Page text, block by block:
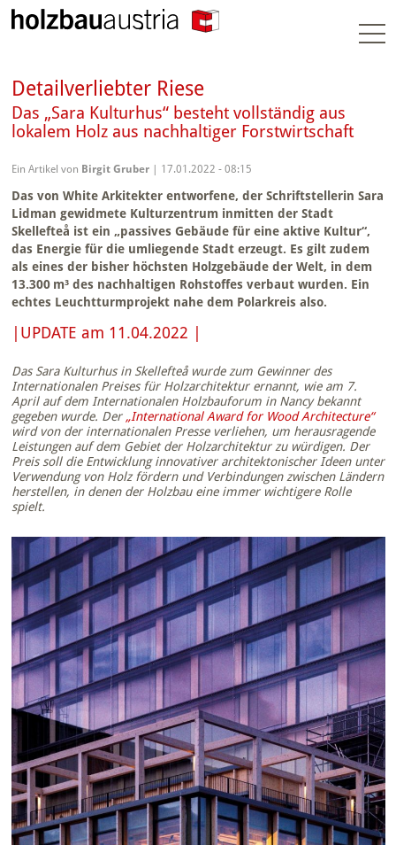
Detailverliebter Riese
Das „Sara Kulturhus“ besteht vollständig aus
lokalem Holz aus nachhaltiger Forstwirtschaft
Ein Artikel von Birgit Gruber| 17.01.2022 - 08:15
Das von White Arkitekter entworfene, der Schriftstellerin Sara
Lidman gewidmete Kulturzentrum inmitten der Stadt
Skellefteå ist ein „passives Gebäude für eine aktive Kultur“,
das Energie für die umliegende Stadt erzeugt. Es gilt zudem
als eines der bisher höchsten Holzgebäude der Welt, in dem
13.300 m³ des nachhaltigen Rohstoffes verbaut wurden. Ein
echtes Leuchtturmprojekt nahe dem Polarkreis also.
|UPDATE am 11.04.2022 |
Das Sara Kulturhus in Skellefteå wurde zum Gewinner des
Internationalen Preises für Holzarchitektur ernannt, wie am 7.
April auf dem Internationalen Holzbauforum in Nancy bekannt
gegeben wurde. Der „International Award for Wood Architecture“
wird von der internationalen Presse verliehen, um herausragende
Leistungen auf dem Gebiet der Holzarchitektur zu würdigen. Der
Preis soll die Entwicklung innovativer architektonischer Ideen unter
Verwendung von Holz fördern und Verbindungen zwischen Ländern
herstellen, in denen der Holzbau eine immer wichtigere Rolle
spielt.